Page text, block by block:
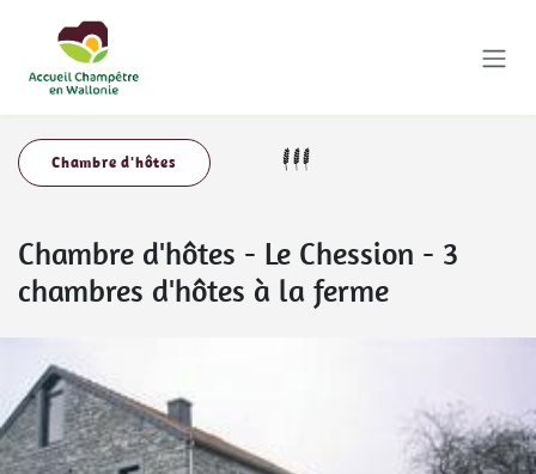
Chambre d'hôtes
Chambre d'hôtes - Le Chession - 3
chambres d'hôtes à la ferme